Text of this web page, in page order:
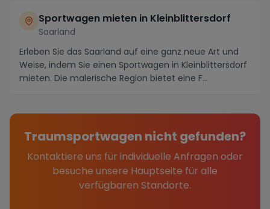
Sportwagen mieten in Kleinblittersdorf
Saarland
Erleben Sie das Saarland auf eine ganz neue Art und
Weise, indem Sie einen Sportwagen in Kleinblittersdorf
mieten. Die malerische Region bietet eine F...
Traumsportwagen nicht gefunden?
Kontaktiere uns für individuelle Anfragen oder
besuche unsere Hauptseite für alle
verfügbaren Standorte.